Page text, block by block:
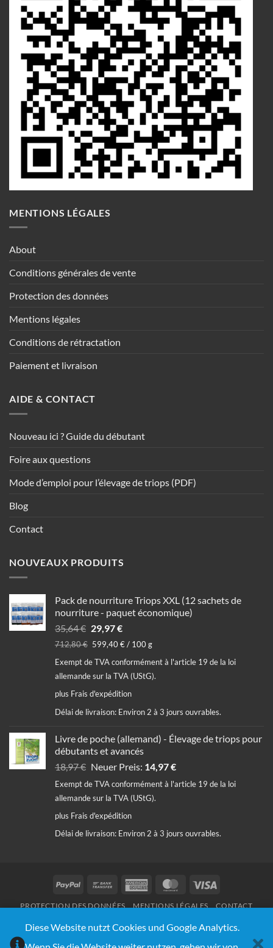
MENTIONS LÉGALES
About
Conditions générales de vente
Protection des données
Mentions légales
Conditions de rétractation
Paiement et livraison
AIDE & CONTACT
Nouveau ici ? Guide du débutant
Foire aux questions
Mode d’emploi pour l’élevage de triops (PDF)
Blog
Contact
NOUVEAUX PRODUITS
Pack de nourriture Triops XXL (12 sachets de
nourriture - paquet économique)
35,64€ Le
prix
était :
35,64 €.
29,97€Le
prix
est :
29,97 €.
712,80€ 599,40€/ 100g
Exempt de TVA conformément à l'article 19 de la loi
allemande sur la TVA (UStG).
plus Frais d'expédition
Délai de livraison: Environ 2 à 3 jours ouvrables.
Livre de poche (allemand) - Élevage de triops pour
débutants et avancés
18,97€ Le
prix
était :
18,97 €.
Neuer Preis: 14,97€Le
prix
Exempt de TVA conformément à l'article 19 de la loi
allemande sur la TVA (UStG).
plus Frais d'expédition
Délai de livraison: Environ 2 à 3 jours ouvrables.
PayPal
Bank
American
MasterCard
PROTECTION DES DONNÉES MENTIONS LÉGALES CONTACT
© Copyright 2020 - 2026 | Triops Galaxy® | Design: Webnumerus Webdesign
Diese Website nutzt Cookies und Google Analytics.